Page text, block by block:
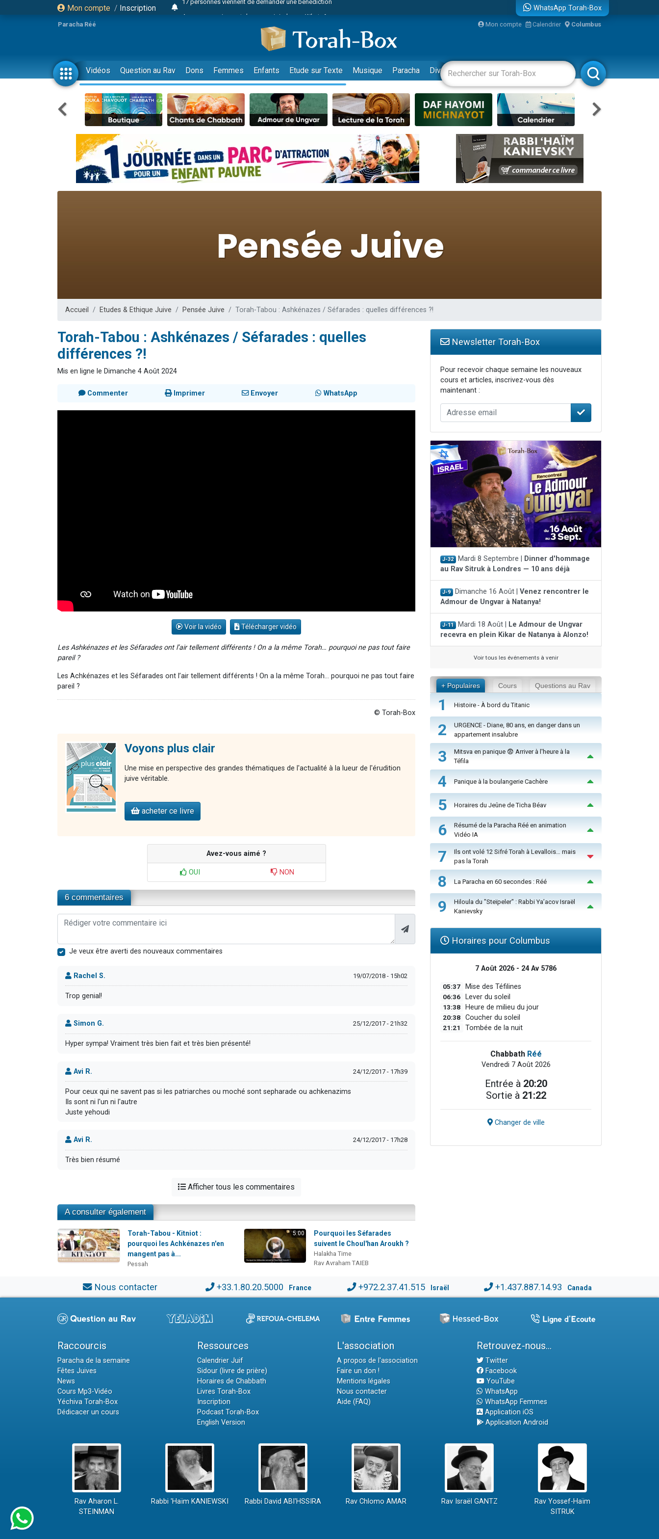
Mon compte / Inscription
4 personnes viennent de nous rejoindre sur WhatsApp
23 personnes viennent de faire un don pour Diane, 80 ans, dans un appartement insalubre
Eva vient de donner son Maasser
4 personnes viennent de nous rejoindre sur WhatsApp
3 personnes viennent de nous rejoindre sur WhatsApp
3 personnes viennent de faire un don pour 5 jours de vacances aux Orphelins
Odaya vient de donner son Maasser
13 personnes viennent de demander une bénédiction
30 personnes viennent de faire un don pour Sauvez la jambe de Yohan
Il reste 49 places pour étudier en groupe sur Zoom
12 nouvelles musiques dans Torah-Box Music
2 personnes viennent de nous rejoindre sur WhatsApp
6 personnes viennent de nous rejoindre sur WhatsApp
4 personnes viennent de faire un don pour Reloger Rivka, 6 enfants, victime de violences...
WhatsApp Torah-Box
Paracha Réé Mon compte Calendrier Columbus
Vidéos Question au Rav Dons Femmes Enfants Etude sur Texte Musique Paracha Divertissements Livres Rabbanim
Accueil Etudes & Ethique Juive Pensée Juive Torah-Tabou : Ashkénazes / Séfarades : quelles différences ?!
Torah-Tabou : Ashkénazes / Séfarades : quelles
différences ?!
Mis en ligne le Dimanche 4 Août 2024
Commenter Imprimer Envoyer WhatsApp
Voir la vidéo Télécharger vidéo
Les Ashkénazes et les Séfarades ont l’air tellement différents ! On a la même Torah… pourquoi ne pas tout faire
pareil ?
Les Achkénazes et les Séfarades ont l’air tellement différents ! On a la même Torah… pourquoi ne pas tout faire
pareil ?
© Torah-Box
Voyons plus clair
Une mise en perspective des grandes thématiques de l'actualité à la lueur de l'érudition
juive véritable.
acheter ce livre
Avez-vous aimé ?
OUI NON
6 commentaires
Je veux être averti des nouveaux commentaires
Rachel S. 19/07/2018 - 15h02
Trop genial!
Simon G. 25/12/2017 - 21h32
Hyper sympa! Vraiment très bien fait et très bien présenté!
Avi R. 24/12/2017 - 17h39
Pour ceux qui ne savent pas si les patriarches ou moché sont sepharade ou achkenazims
Ils sont ni l'un ni l'autre
Juste yehoudi
Avi R. 24/12/2017 - 17h28
Très bien résumé
Afficher tous les commentaires
A consulter également
Torah-Tabou - Kitniot :
pourquoi les Achkénazes n'en
mangent pas à...
Pessah
5:00
Pourquoi les Séfarades
suivent le Choul'han Aroukh ?
Halakha Time
Rav Avraham TAIEB
Newsletter Torah-Box
Pour recevoir chaque semaine les nouveaux
cours et articles, inscrivez-vous dès
maintenant :
J-32 Mardi 8 Septembre |
Dinner d'hommage
au Rav Sitruk à Londres — 10 ans déjà
J-9 Dimanche 16 Août | Venez rencontrer le
Admour de Ungvar à Natanya!
J-11 Mardi 18 Août |
Le Admour de Ungvar
recevra en plein Kikar de Natanya à Alonzo!
Voir tous les événements à venir
+ Populaires Cours Questions au Rav
1 Histoire - À bord du Titanic
2
URGENCE - Diane, 80 ans, en danger dans un
appartement insalubre
3
Mitsva en panique 😨 Arriver à l'heure à la
Téfila
4 Panique à la boulangerie Cachère
5 Horaires du Jeûne de Ticha Béav
6
Résumé de la Paracha Réé en animation
Vidéo IA
7
Ils ont volé 12 Sifré Torah à Levallois… mais
pas la Torah
8 La Paracha en 60 secondes : Réé
9
Hiloula du "Steïpeler" : Rabbi Ya’acov Israël
Kanievsky
Horaires pour Columbus
7 Août 2026 - 24 Av 5786
05:37 Mise des Téfilines
06:36 Lever du soleil
13:38 Heure de milieu du jour
20:38 Coucher du soleil
21:21 Tombée de la nuit
Chabbath Réé
Vendredi 7 Août 2026
Entrée à 20:20
Sortie à 21:22
Changer de ville
Nous contacter +33.1.80.20.5000 France +972.2.37.41.515 Israël +1.437.887.14.93 Canada
Raccourcis
Paracha de la semaine
Fêtes Juives
News
Cours Mp3-Vidéo
Yéchiva Torah-Box
Dédicacer un cours
Ressources
Calendrier Juif
Sidour (livre de prière)
Horaires de Chabbath
Livres Torah-Box
Inscription
Podcast Torah-Box
English Version
L'association
A propos de l'association
Faire un don !
Mentions légales
Nous contacter
Aide (FAQ)
Retrouvez-nous...
Twitter
Facebook
YouTube
WhatsApp
WhatsApp Femmes
Application iOS
Application Android
Rav Aharon L.
STEINMAN
Rabbi 'Haïm KANIEWSKI Rabbi David ABI'HSSIRA Rav Chlomo AMAR Rav Israël GANTZ
Rav Yossef-Haïm
SITRUK